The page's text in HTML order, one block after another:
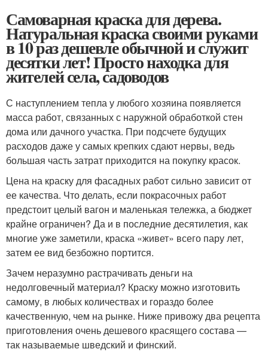
Самоварная краска для дерева.
Натуральная краска своими руками
в 10 раз дешевле обычной и служит
десятки лет! Просто находка для
жителей села, садоводов
С наступлением тепла у любого хозяина появляется
масса работ, связанных с наружной обработкой стен
дома или дачного участка. При подсчете будущих
расходов даже у самых крепких сдают нервы, ведь
большая часть затрат приходится на покупку красок.
Цена на краску для фасадных работ сильно зависит от
ее качества. Что делать, если покрасочных работ
предстоит целый вагон и маленькая тележка, а бюджет
крайне ограничен? Да и в последние десятилетия, как
многие уже заметили, краска «живет» всего пару лет,
затем ее вид безбожно портится.
Зачем неразумно растрачивать деньги на
недолговечный материал? Краску можно изготовить
самому, в любых количествах и гораздо более
качественную, чем на рынке. Ниже привожу два рецепта
приготовления очень дешевого красящего состава —
так называемые шведский и финский.